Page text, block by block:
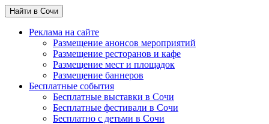
Найти в Сочи
Реклама на сайте
Размещение анонсов мероприятий
Размещение ресторанов и кафе
Размещение мест и площадок
Размещение баннеров
Бесплатные события
Бесплатные выставки в Сочи
Бесплатные фестивали в Сочи
Бесплатно с детьми в Сочи